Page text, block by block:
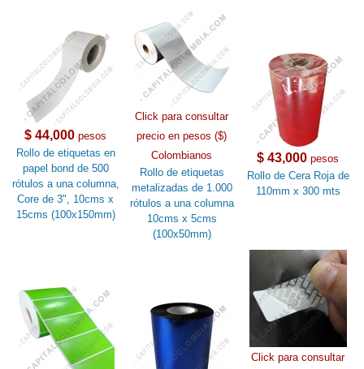
$ 44,000 pesos
Rollo de etiquetas en
papel bond de 500
rótulos a una columna,
Core de 3", 10cms x
15cms (100x150mm)
Click para consultar
precio en pesos ($)
Colombianos
Rollo de etiquetas
metalizadas de 1.000
rótulos a una columna
10cms x 5cms
(100x50mm)
$ 43,000 pesos
Rollo de Cera Roja de
110mm x 300 mts
Click para consultar